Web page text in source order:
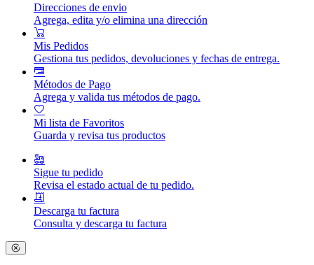
Direcciones de envio
Agrega, edita y/o elimina una dirección
Mis Pedidos
Gestiona tus pedidos, devoluciones y fechas de entrega.
Métodos de Pago
Agrega y valida tus métodos de pago.
Mi lista de Favoritos
Guarda y revisa tus productos
Sigue tu pedido
Revisa el estado actual de tu pedido.
Descarga tu factura
Consulta y descarga tu factura